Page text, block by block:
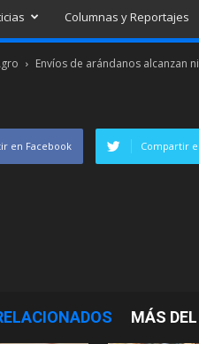
Columnas y Reportajes
Envíos de arándanos alcanzan
en Facebook Compartir
MÁS